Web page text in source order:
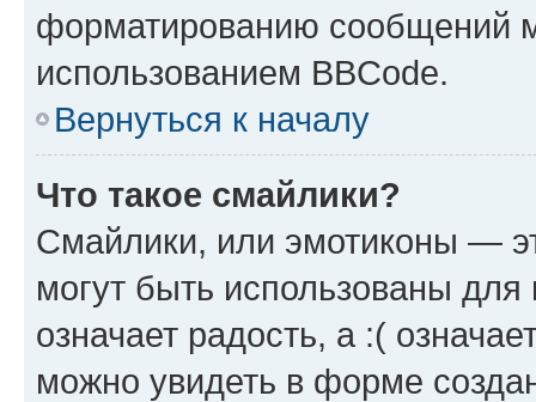
форматированию сообщений
использованием BBCode.
Вернуться к началу
Что такое смайлики?
Смайлики, или эмотиконы —
могут быть использованы
означает радость, а :(
можно увидеть в форме